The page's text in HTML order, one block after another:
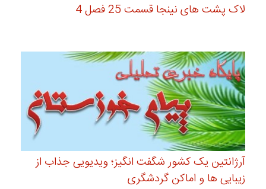
لاک پشت های نینجا قسمت 25 فصل 4
آرژانتین یک کشور شگفت انگیز؛ ویدیویی جذاب از
زیبایی ها و اماکن گردشگری